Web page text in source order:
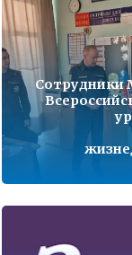
Сотрудники